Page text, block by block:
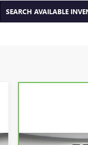
SEARCH AVAILABLE